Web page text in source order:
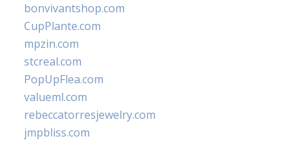
bonvivantshop.com
CupPlante.com
mpzin.com
stcreal.com
PopUpFlea.com
valueml.com
rebeccatorresjewelry.com
jmpbliss.com